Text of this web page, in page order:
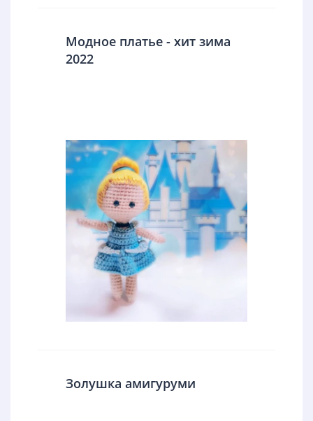
Модное платье - хит зима
2022
Золушка амигуруми